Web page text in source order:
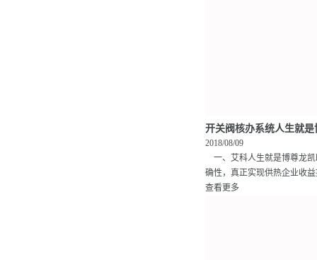
开关阀核办系统人生就
2018/08/09
一、艾科人生就是博尊龙
确性，真正实现供热企业收
查看更多